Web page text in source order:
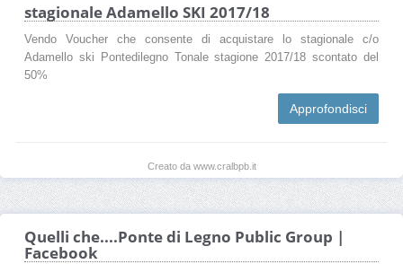
stagionale Adamello SKI 2017/18
Vendo Voucher che consente di acquistare lo stagionale c/o
Adamello ski Pontedilegno Tonale stagione 2017/18 scontato del
50%
Approfondisci
Creato da www.cralbpb.it
Quelli che....Ponte di Legno Public Group |
Facebook